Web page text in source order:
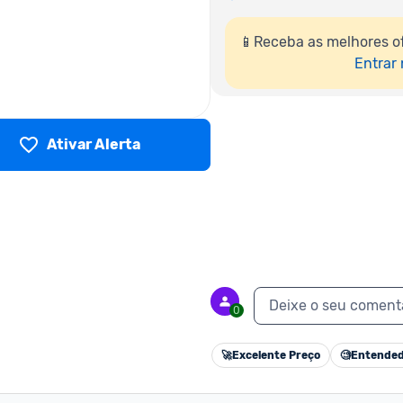
Ativar Alerta
📱Receba as melhores
Entrar
0 Deixe o seu
🚀Excelente Preço 🧐